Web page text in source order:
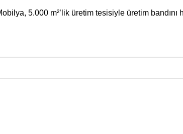
5.000 m²’lik üretim tesisiyle üretim